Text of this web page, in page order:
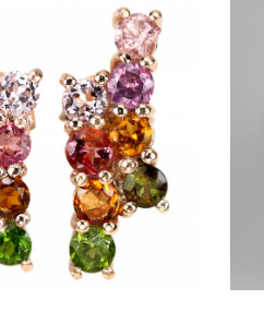
mon panier
APERÇU RAPIDE